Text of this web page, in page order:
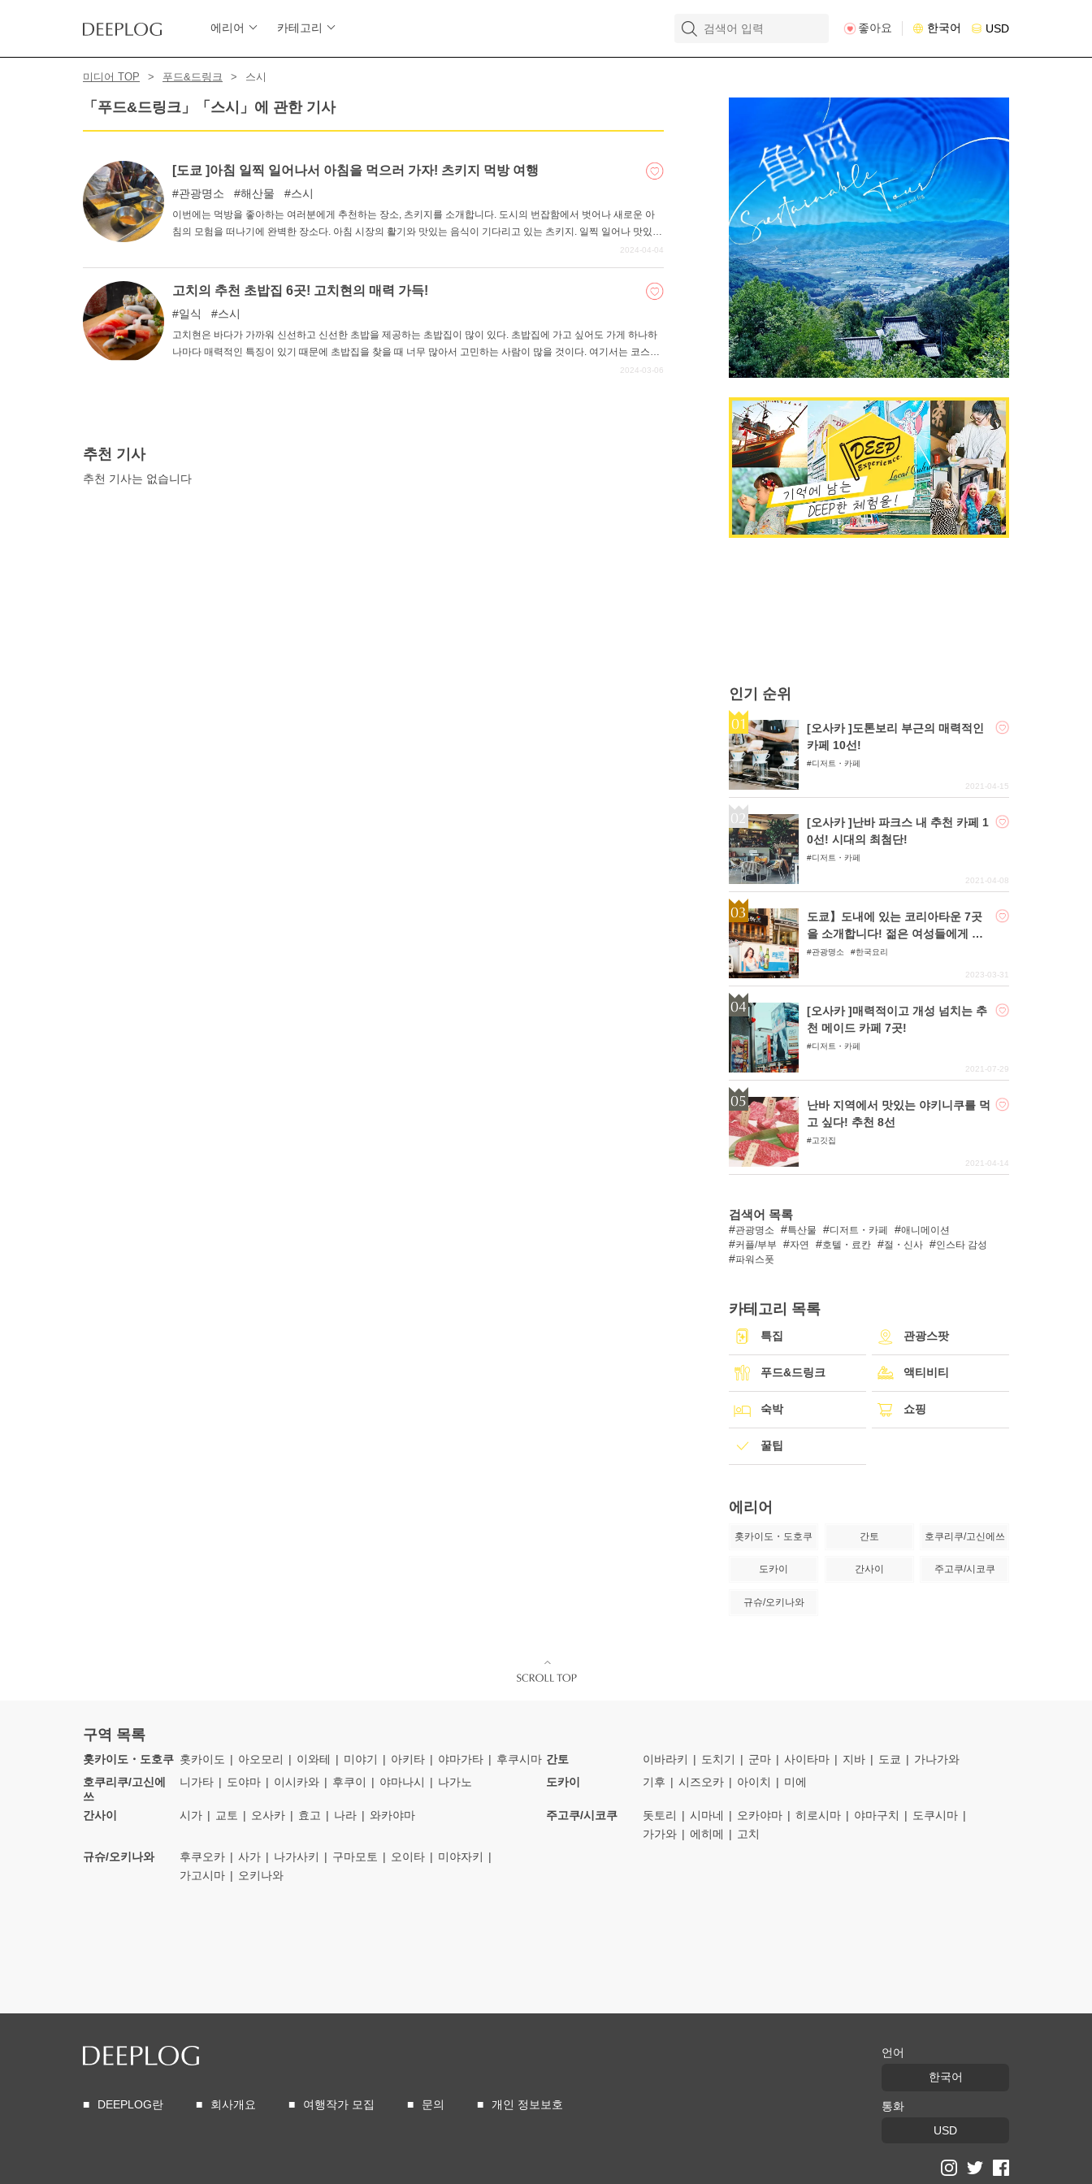
에리어 카테고리 좋아요 한국어 USD
미디어 TOP 푸드&드링크 스시
「푸드&드링크」「스시」에 관한 기사
[도쿄 ]아침 일찍 일어나서 아침을 먹으러 가자! 츠키지 먹방 여행
관광명소 해산물 스시
이번에는 먹방을 좋아하는 여러분에게 추천하는 장소, 츠키지를 소개합니다. 도시의 번잡함에서 벗어나 새로운 아
침의 모험을 떠나기에 완벽한 장소다. 아침 시장의 활기와 맛있는 음식이 기다리고 있는 츠키지. 일찍 일어나 맛있는
2024-04-04
고치의 추천 초밥집 6곳! 고치현의 매력 가득!
일식 스시
고치현은 바다가 가까워 신선하고 신선한 초밥을 제공하는 초밥집이 많이 있다. 초밥집에 가고 싶어도 가게 하나하
나마다 매력적인 특징이 있기 때문에 초밥집을 찾을 때 너무 많아서 고민하는 사람이 많을 것이다. 여기서는 코스가
좋은 가게, 점심에 추천하는 가게, 조금 고급스러운 가게 등 다양한 변주를 통해 고치의 매력을 느낄 수 있는 스시집
2024-03-06
추천 기사
추천 기사는 없습니다
인기 순위
[오사카 ]도톤보리 부근의 매력적인
카페 10선!
디저트・카페
2021-04-15
[오사카 ]난바 파크스 내 추천 카페 1
0선! 시대의 최첨단!
디저트・카페
2021-04-08
도쿄】도내에 있는 코리아타운 7곳
을 소개합니다! 젊은 여성들에게 인
기인 한국의 정취를 간편하게 맛볼
관광명소 한국요리
2023-03-31
[오사카 ]매력적이고 개성 넘치는 추
천 메이드 카페 7곳!
디저트・카페
2021-07-29
난바 지역에서 맛있는 야키니쿠를 먹
고 싶다! 추천 8선
고깃집
2021-04-14
검색어 목록
관광명소 특산물 디저트・카페
애니메이션
커플/부부
자연 호텔・료칸 절・신사
인스타 감성
파워스폿
카테고리 목록
특집 관광스팟
푸드&드링크 액티비티
숙박 쇼핑
꿀팁
에리어
홋카이도・도호쿠 간토 호쿠리쿠/고신에쓰
도카이 간사이 주고쿠/시코쿠
규슈/오키나와
구역 목록
홋카이도・도호쿠 홋카이도 아오모리 이와테 미야기 아키타 야마가타 후쿠시마 간토 이바라키 도치기 군마 사이타마 지바 도쿄
가나가와
호쿠리쿠/고신에
쓰
니가타 도야마 이시카와 후쿠이 야마나시 나가노 도카이 기후 시즈오카 아이치 미에
간사이 시가 교토 오사카 효고 나라 와카야마 주고쿠/시코쿠 돗토리 시마네 오카야마 히로시마 야마구치
도쿠시마
가가와
에히메
고치
규슈/오키나와
후쿠오카 사가 나가사키 구마모토 오이타
미야자키
가고시마
오키나와
DEEPLOG란 회사개요 여행작가 모집 문의 개인 정보보호
언어
한국어
통화
USD